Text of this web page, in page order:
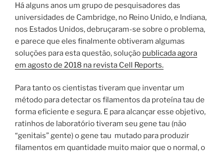
Há alguns anos um grupo de pesquisadores das
universidades de Cambridge, no Reino Unido, e Indiana,
nos Estados Unidos, debruçaram-se sobre o problema,
e parece que eles finalmente obtiveram algumas
soluções para esta questão, solução publicada agora
em agosto de 2018 na revista Cell Reports.
Para tanto os cientistas tiveram que inventar um
método para detectar os filamentos da proteína tau de
forma eficiente e segura. E para alcançar esse objetivo,
ratinhos de laboratório tiveram seu gene tau (não
“genitais” gente) o gene tau mutado para produzir
filamentos em quantidade muito maior que o normal, o